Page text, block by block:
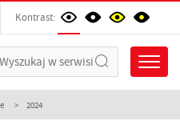
Kontrast:
2024